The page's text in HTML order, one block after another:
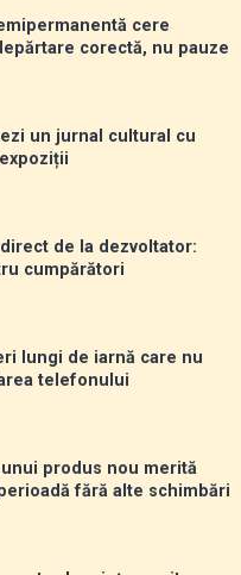
cere
corectă, nu pauze
un jurnal cultural cu
de la dezvoltator:
cumpărători
lungi de iarnă care nu
telefonului
produs nou merită
fără alte schimbări